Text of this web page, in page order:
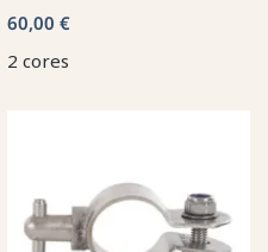
60,00 €
2 cores